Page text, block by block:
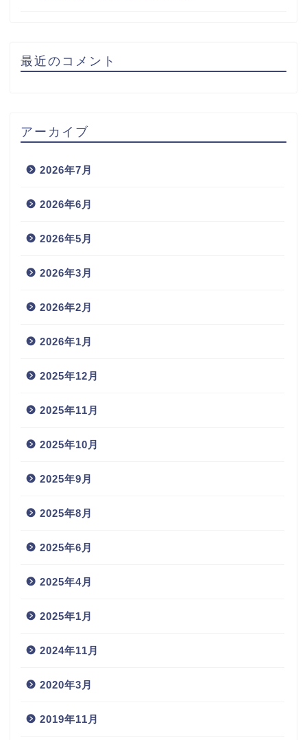
最近のコメント
アーカイブ
2026年7月
2026年6月
2026年5月
2026年3月
2026年2月
2026年1月
2025年12月
2025年11月
2025年10月
2025年9月
2025年8月
2025年6月
2025年4月
2025年1月
2024年11月
2020年3月
2019年11月